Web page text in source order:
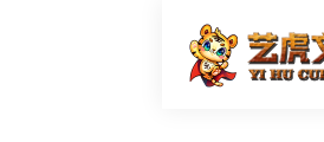
2020年